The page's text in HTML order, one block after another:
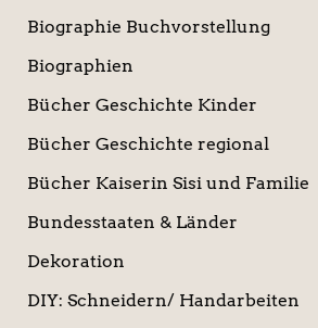
Biographie Buchvorstellung
Biographien
Bücher Geschichte Kinder
Bücher Geschichte regional
Bücher Kaiserin Sisi und Familie
Bundesstaaten & Länder
Dekoration
DIY: Schneidern/ Handarbeiten